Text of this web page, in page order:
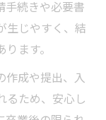
手続きや必要書
生じやすく、結
ます。
作成や提出、入
るため、安心し